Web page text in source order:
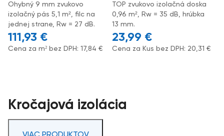
Ohybný 9 mm zvukovo
izolačný pás 5,1 m², filc na
jednej strane, Rw = 27 dB.
111,93 €
Cena za m² bez DPH: 17,84 €
TOP zvukovo izolačná doska
0,96 m², Rw = 35 dB, hrúbka
13 mm.
23,99 €
Cena za Kus bez DPH: 20,31 €
Kročajová izolácia